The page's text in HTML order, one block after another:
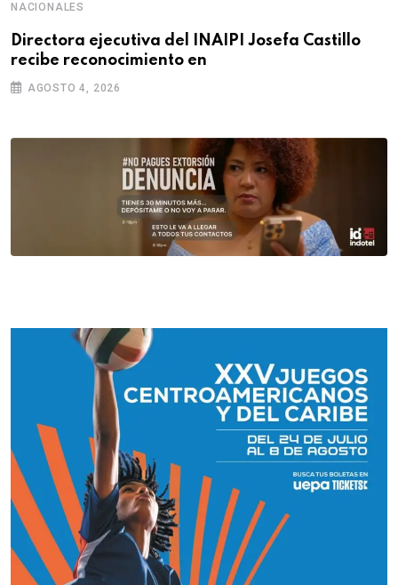
NACIONALES
Directora ejecutiva del INAIPI Josefa Castillo
recibe reconocimiento en
AGOSTO 4, 2026